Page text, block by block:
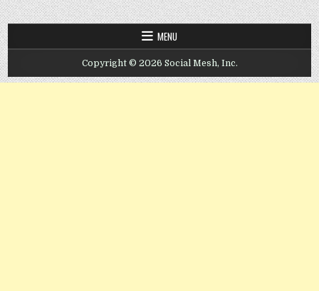
MENU
Copyright © 2026 Social Mesh, Inc.